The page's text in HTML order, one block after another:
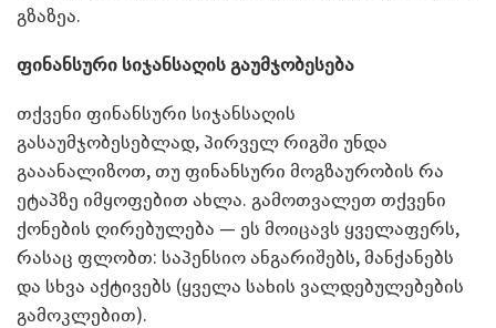
გზაზეა.
ფინანსური სიჯანსაღის გაუმჯობესება
თქვენი ფინანსური სიჯანსაღის
გასაუმჯობესებლად, პირველ რიგში უნდა
გააანალიზოთ, თუ ფინანსური მოგზაურობის რა
ეტაპზე იმყოფებით ახლა. გამოთვალეთ თქვენი
ქონების ღირებულება — ეს მოიცავს ყველაფერს,
რასაც ფლობთ: საპენსიო ანგარიშებს, მანქანებს
და სხვა აქტივებს (ყველა სახის ვალდებულებების
გამოკლებით).